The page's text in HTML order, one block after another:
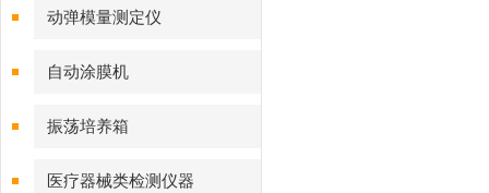
动弹模量测定仪
自动涂膜机
振荡培养箱
医疗器械类检测仪器